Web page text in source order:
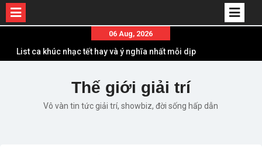
content
06 Aug, 2026
List ca khúc nhạc tết hay và ý nghĩa nhất mỗi dịp
Em ơi lên phố – Minh Vương: Màn comeback
“ngoạn mục” với triệu view
Những ca khúc nhạc xuân “sặc mùi” quảng cáo
Thế giới giải trí
Vô vàn tin tức giải trí, showbiz, đời sống hấp dẫn